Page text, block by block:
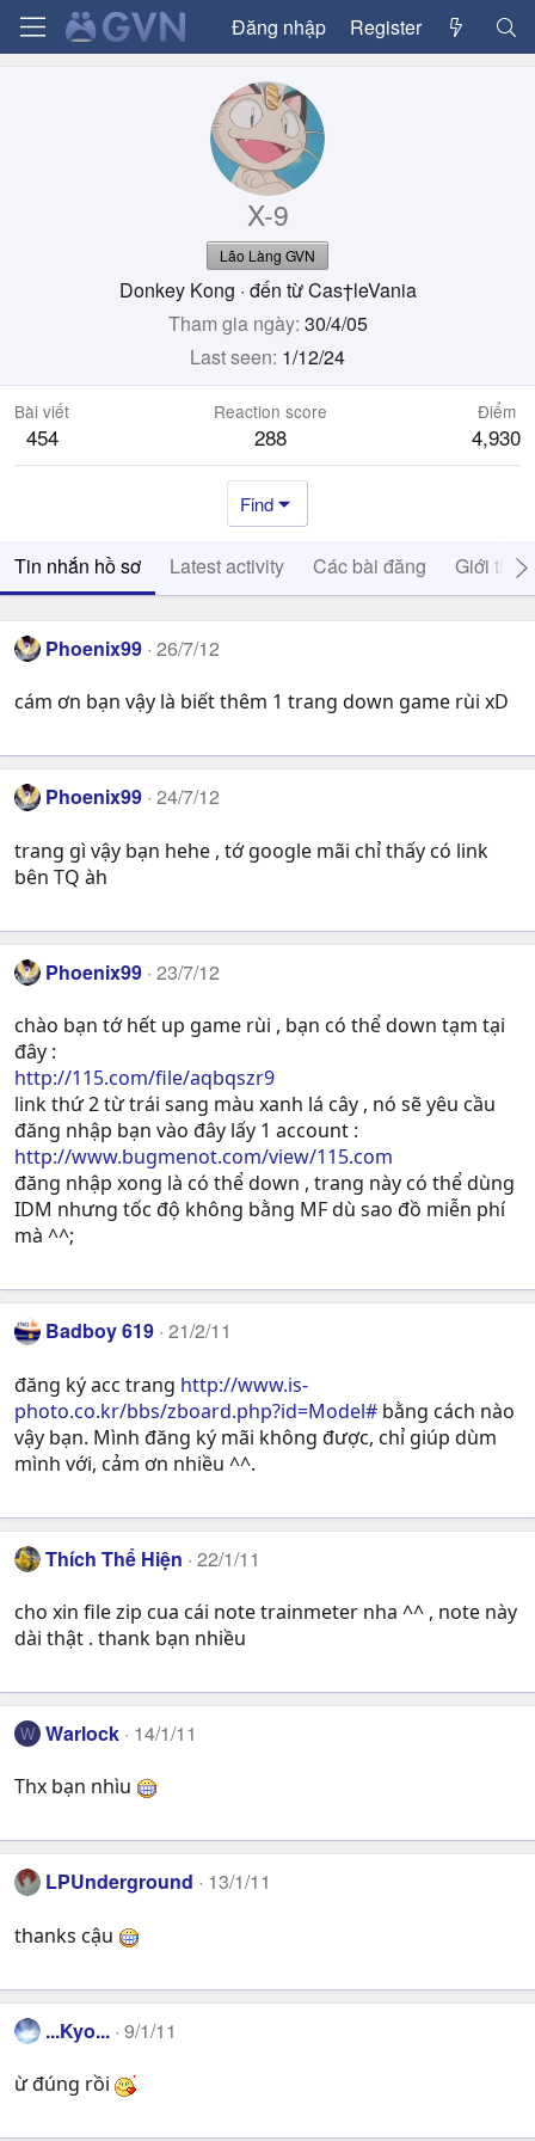
Đăng nhập Register
X-9
Lão Làng GVN
Donkey Kong · đến từCas†leVania
Tham gia ngày 30/4/05
Last seen 1/12/24
Bài viết
454
Reaction score
288
Điểm
4,930
Find
Tin nhắn hồ sơ Latest activity Các bài đăng Giới thiệu
Phoenix99 26/7/12
cám ơn bạn vậy là biết thêm 1 trang down game rùi xD
Phoenix99 24/7/12
trang gì vậy bạn hehe , tớ google mãi chỉ thấy có link
bên TQ àh
Phoenix99 23/7/12
chào bạn tớ hết up game rùi , bạn có thể down tạm tại
đây :
http://115.com/file/aqbqszr9
link thứ 2 từ trái sang màu xanh lá cây , nó sẽ yêu cầu
đăng nhập bạn vào đây lấy 1 account :
http://www.bugmenot.com/view/115.com
đăng nhập xong là có thể down , trang này có thể dùng
IDM nhưng tốc độ không bằng MF dù sao đồ miễn phí
mà ^^;
Badboy 619 21/2/11
đăng ký acc trang http://www.is-
photo.co.kr/bbs/zboard.php?id=Model# bằng cách nào
vậy bạn. Mình đăng ký mãi không được, chỉ giúp dùm
mình với, cảm ơn nhiều ^^.
Thích Thể Hiện 22/1/11
cho xin file zip cua cái note trainmeter nha ^^ , note này
dài thật . thank bạn nhiều
W Warlock 14/1/11
Thx bạn nhìu
LPUnderground 13/1/11
thanks cậu
...Kyo... 9/1/11
ừ đúng rồi